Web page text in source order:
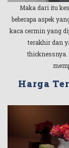
Maka dari itu
beberapa aspek
kaca cermin yang
terakhir dan
thicknessnya.
Harga